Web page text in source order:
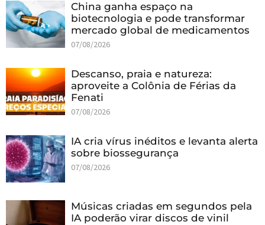
China ganha espaço na
biotecnologia e pode transformar
mercado global de medicamentos
07/08/2026
Descanso, praia e natureza:
aproveite a Colônia de Férias da
Fenati
07/08/2026
IA cria vírus inéditos e levanta alerta
sobre biossegurança
07/08/2026
Músicas criadas em segundos pela
IA poderão virar discos de vinil